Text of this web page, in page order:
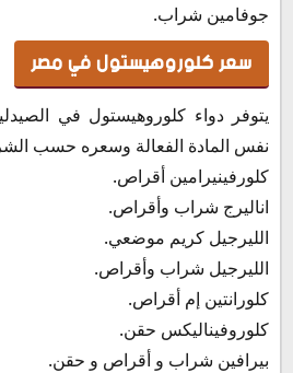
جوفامين شراب.
سعر كلوروهيستول في مصر
يتوفر دواء كلوروهيستول في
نفس المادة الفعالة وسعره حسب
كلورفينيرامين أقراص.
اناليرج شراب وأقراص.
الليرجيل كريم موضعي.
الليرجيل شراب وأقراص.
كلورانتين إم أقراص.
كلوروفيناليكس حقن.
بيرافين شراب و أقراص و حقن.